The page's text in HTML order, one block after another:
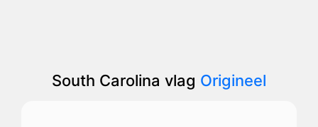
South Carolina vlag Origineel